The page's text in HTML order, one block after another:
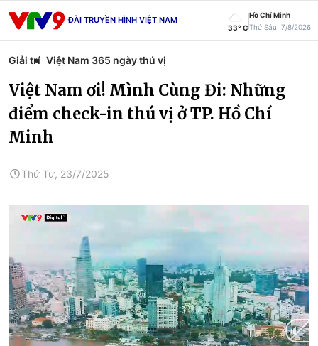
ĐÀI TRUYỀN HÌNH VIỆT NAM
33° C
Hồ Chí Minh
Thứ Sáu, 7/8/2026
Giải trí Việt Nam 365 ngày thú vị
Việt Nam ơi! Mình Cùng Đi: Những
điểm check-in thú vị ở TP. Hồ Chí
Minh
Thứ Tư, 23/7/2025